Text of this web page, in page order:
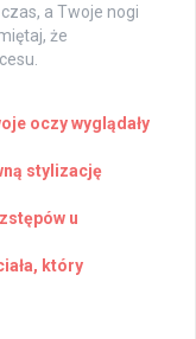
a Twoje nogi
że
oczy wyglądały
stylizację
u
który